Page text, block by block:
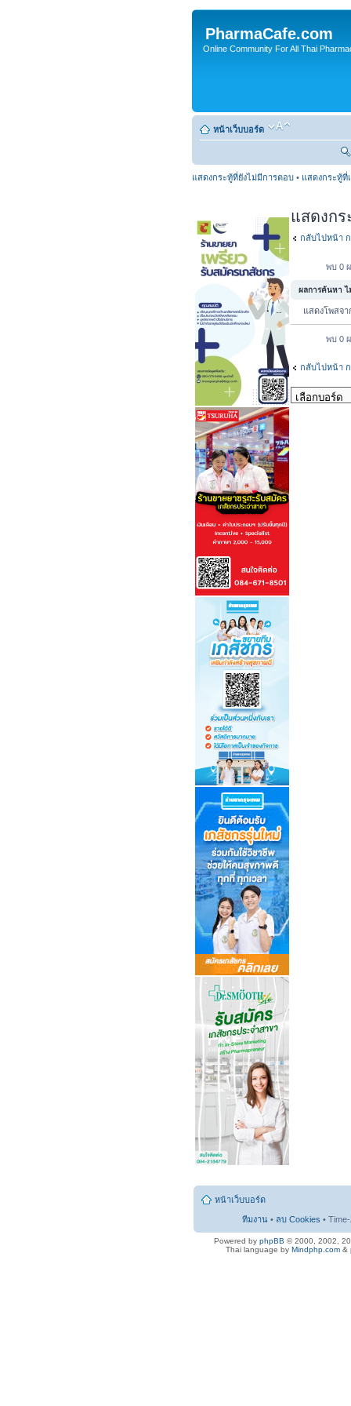
PharmaCafe.com
Online Community For All Thai
หน้าเว็บบอร์ด
แสดงกระทู้ที่ยังไม่มีการตอบ • แสดงกระทู้ที่
แสดงก
กลับไปหน้า
พบ 0
ผลการค้นหา
แสดงโพสจ
พบ 0
กลับไปหน้า
หน้าเว็บบอร์ด
ทีมงาน • ลบ Cookies •
Powered by phpBB © 2000, 2002,
Thai language by Mindphp.com &